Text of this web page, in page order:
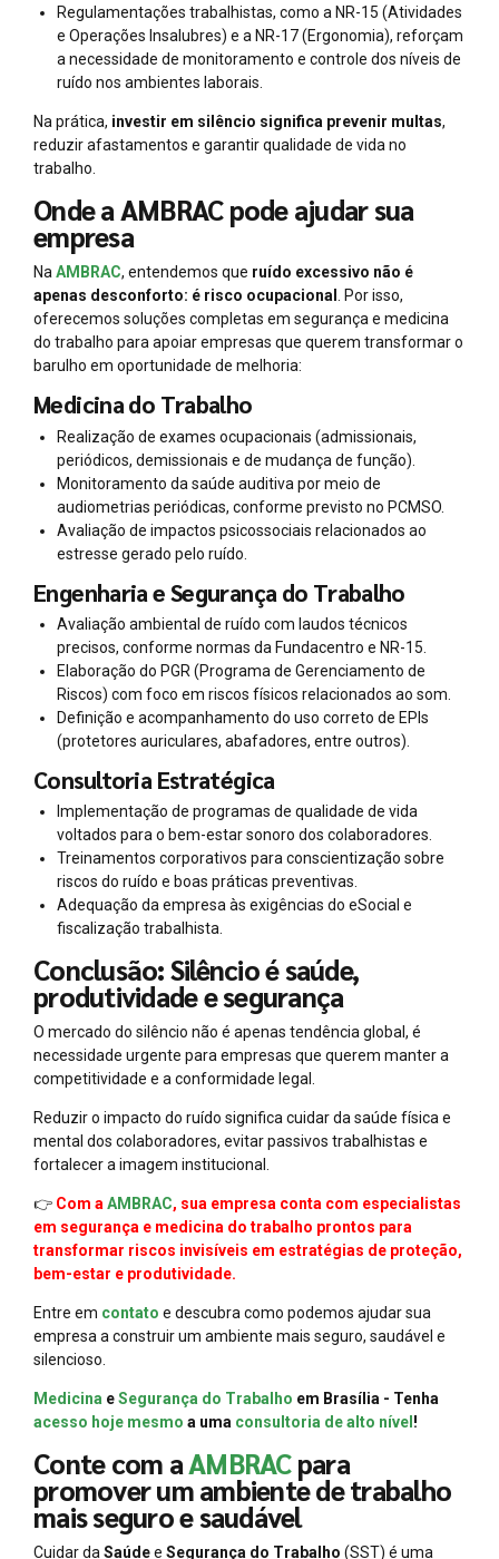
Regulamentações trabalhistas, como a NR-15 (Atividades
e Operações Insalubres) e a NR-17 (Ergonomia), reforçam
a necessidade de monitoramento e controle dos níveis de
ruído nos ambientes laborais.
Na prática, investir em silêncio significa prevenir multas,
reduzir afastamentos e garantir qualidade de vida no
trabalho.
Onde a AMBRAC pode ajudar sua
empresa
NaAMBRAC, entendemos que ruído excessivo não é
apenas desconforto: é risco ocupacional . Por isso,
oferecemos soluções completas em segurança e medicina
do trabalho para apoiar empresas que querem transformar o
barulho em oportunidade de melhoria:
Medicina do Trabalho
Realização de exames ocupacionais (admissionais,
periódicos, demissionais e de mudança de função).
Monitoramento da saúde auditiva por meio de
audiometrias periódicas, conforme previsto no PCMSO.
Avaliação de impactos psicossociais relacionados ao
estresse gerado pelo ruído.
Engenharia e Segurança do Trabalho
Avaliação ambiental de ruído com laudos técnicos
precisos, conforme normas da Fundacentro e NR-15.
Elaboração do PGR (Programa de Gerenciamento de
Riscos) com foco em riscos físicos relacionados ao som.
Definição e acompanhamento do uso correto de EPIs
(protetores auriculares, abafadores, entre outros).
Consultoria Estratégica
Implementação de programas de qualidade de vida
voltados para o bem-estar sonoro dos colaboradores.
Treinamentos corporativos para conscientização sobre
riscos do ruído e boas práticas preventivas.
Adequação da empresa às exigências do eSocial e
fiscalização trabalhista.
Conclusão: Silêncio é saúde,
produtividade e segurança
O mercado do silêncio não é apenas tendência global, é
necessidade urgente para empresas que querem manter a
competitividade e a conformidade legal.
Reduzir o impacto do ruído significa cuidar da saúde física e
mental dos colaboradores, evitar passivos trabalhistas e
fortalecer a imagem institucional.
👉 Com a AMBRAC, sua empresa conta com especialistas
em segurança e medicina do trabalho prontos para
transformar riscos invisíveis em estratégias de proteção,
bem-estar e produtividade.
Entre em contato e descubra como podemos ajudar sua
empresa a construir um ambiente mais seguro, saudável e
silencioso.
Medicina eSegurança do Trabalho em Brasília - Tenha
acesso hoje mesmo a uma consultoria de alto nível !
Conte com aAMBRACpara
promover um ambiente de trabalho
mais seguro e saudável
Cuidar da Saúdee Segurança do Trabalho (SST) é uma